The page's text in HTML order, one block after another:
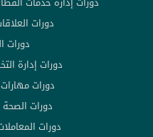
دورات
دورات
دورات إدارة
دورات
دورات الصحة
دورات